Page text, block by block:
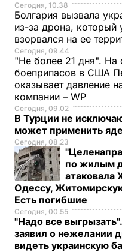
Сегодня, 10.38
Болгария вызвала
из-за дрона, который
взорвался на ее
Сегодня, 09.44
"Не более 21 дня". На
боеприпасов в США
оказывает давление
компании – WP
Сегодня, 09.02
В Турции не
может применить
Сегодня, 08.23
по жилым
атаковала
Одессу,
Есть погибшие
Сегодня, 00.55
"Надо все
заявил о нежелании
видеть украинскую